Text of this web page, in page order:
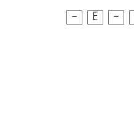
- Е -